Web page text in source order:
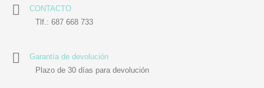
CONTACTO
Tlf.: 687 668 733
Garantía de devolución
Plazo de 30 días para devolución